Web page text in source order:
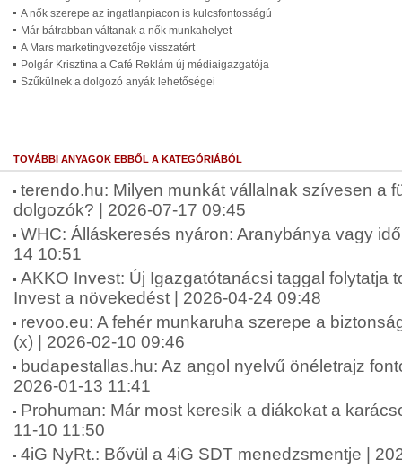
A nők szerepe az ingatlanpiacon is kulcsfontosságú
Már bátrabban váltanak a nők munkahelyet
A Mars marketingvezetője visszatért
Polgár Krisztina a Café Reklám új médiaigazgatója
Szűkülnek a dolgozó anyák lehetőségei
TOVÁBBI ANYAGOK EBBŐL A KATEGÓRIÁBÓL
terendo.hu: Milyen munkát vállalnak szívesen a
dolgozók? | 2026-07-17 09:45
WHC: Álláskeresés nyáron: Aranybánya vagy
14 10:51
AKKO Invest: Új Igazgatótanácsi taggal folytatja
Invest a növekedést | 2026-04-24 09:48
revoo.eu: A fehér munkaruha szerepe a
(x) | 2026-02-10 09:46
budapestallas.hu: Az angol nyelvű önéletrajz
2026-01-13 11:41
Prohuman: Már most keresik a diákokat a
11-10 11:50
4iG NyRt.: Bővül a 4iG SDT menedzsmentje |